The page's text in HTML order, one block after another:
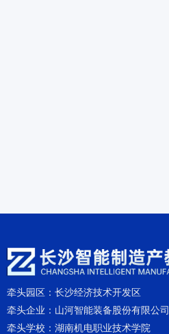
牵头园区： 长沙经济技术开发区
牵头企业： 山河智能装备股份有限公司
牵头学校： 湖南机电职业技术学院